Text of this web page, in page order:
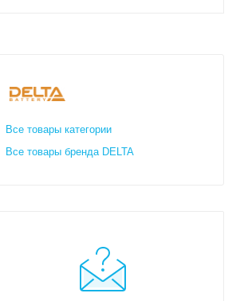
Все товары категории
Все товары бренда DELTA